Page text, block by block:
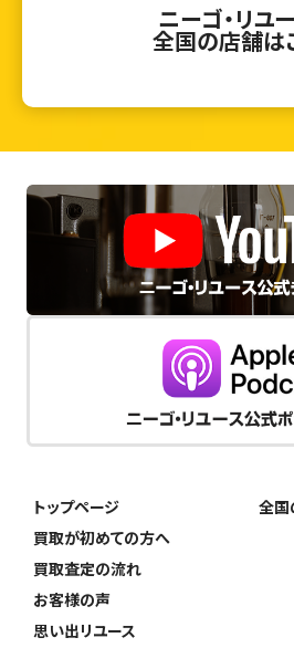
ニーゴ・リユ
全国の店舗は
トップページ
買取が初めての方へ
買取査定の流れ
お客様の声
思い出リユース
全国